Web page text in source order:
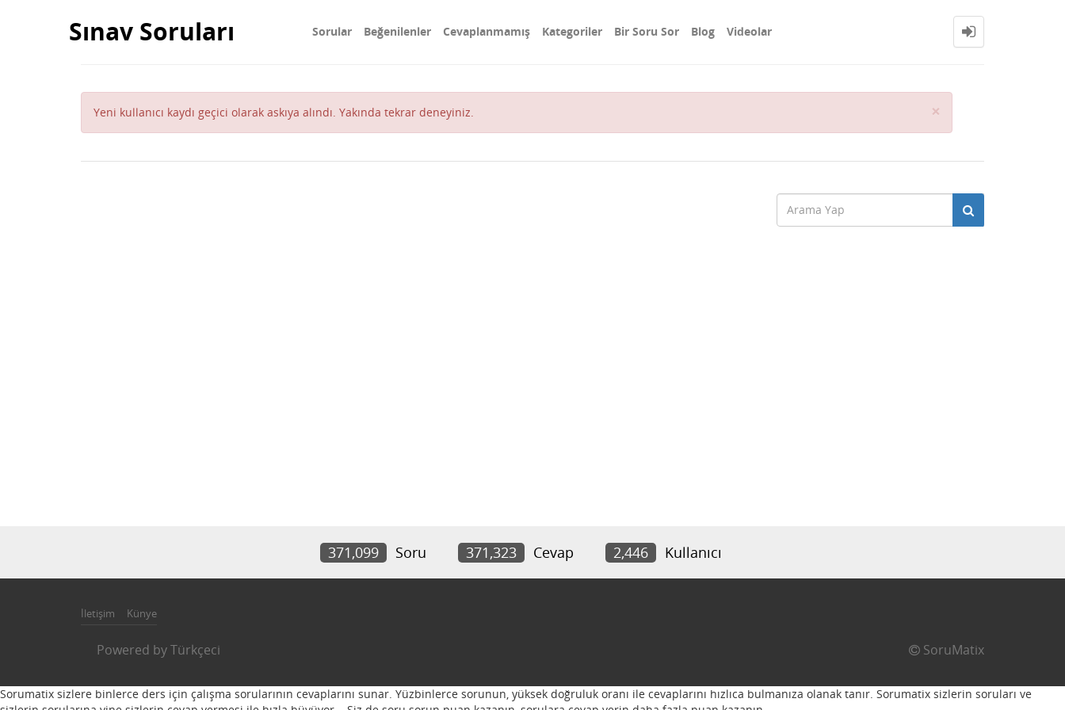
Sınav Soruları Sorular Beğenilenler Cevaplanmamış Kategoriler Bir Soru Sor Blog Videolar
Yeni kullanıcı kaydı geçici olarak askıya alındı. Yakında tekrar deneyiniz. ×
371,099 Soru 371,323 Cevap 2,446 Kullanıcı
İletişim Künye
Powered byTürkçeci SoruMatix
Sorumatix sizlere binlerce ders için çalışma sorularının cevaplarını sunar. Yüzbinlerce sorunun, yüksek doğruluk oranı ile cevaplarını hızlıca bulmanıza olanak tanır. Sorumatix sizlerin soruları ve